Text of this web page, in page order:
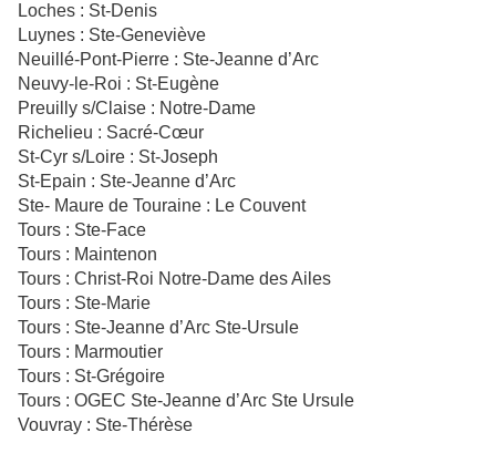
Loches : St-Denis
Luynes : Ste-Geneviève
Neuillé-Pont-Pierre : Ste-Jeanne d’Arc
Neuvy-le-Roi : St-Eugène
Preuilly s/Claise : Notre-Dame
Richelieu : Sacré-Cœur
St-Cyr s/Loire : St-Joseph
St-Epain : Ste-Jeanne d’Arc
Ste- Maure de Touraine : Le Couvent
Tours : Ste-Face
Tours : Maintenon
Tours : Christ-Roi Notre-Dame des Ailes
Tours : Ste-Marie
Tours : Ste-Jeanne d’Arc Ste-Ursule
Tours : Marmoutier
Tours : St-Grégoire
Tours : OGEC Ste-Jeanne d’Arc Ste Ursule
Vouvray : Ste-Thérèse